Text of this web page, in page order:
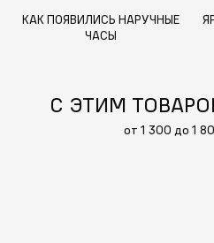
КАК ПОЯВИЛИСЬ НАРУЧНЫЕ
ЧАСЫ
С ЭТИМ
от 1 300 до 1